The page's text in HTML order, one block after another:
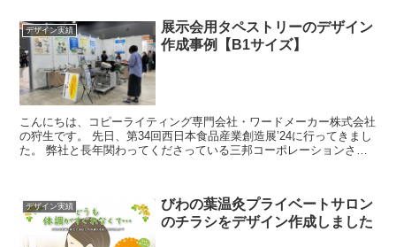
デザイン実績
展示会用タペストリーのデザイン
作成事例【B1サイズ】
こんにちは、コピーライティング専門会社・ワードメーカー株式会社
の狩生です。 先日、第34回西日本食品産業創造展’24に行ってきまし
た。 弊社と長年関わってくださっている三邦コーポレーションさん
デザイン実績
びわの葉温灸プライベートサロン
のチラシをデザイン作成しました